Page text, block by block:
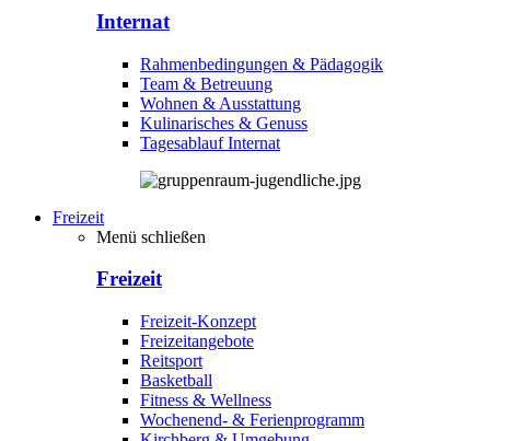
Internat
Rahmenbedingungen & Pädagogik
Team & Betreuung
Wohnen & Ausstattung
Kulinarisches & Genuss
Tagesablauf Internat
Freizeit
Menü schließen
Freizeit
Freizeit-Konzept
Freizeitangebote
Reitsport
Basketball
Fitness & Wellness
Wochenend- & Ferienprogramm